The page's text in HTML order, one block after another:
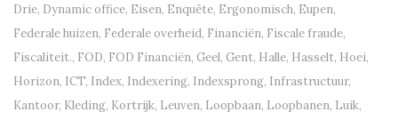
Drie, Dynamic office, Eisen, Enquête, Ergonomisch, Eupen,
Federale huizen, Federale overheid, Financiën, Fiscale fraude,
Fiscaliteit., FOD, FOD Financiën, Geel, Gent, Halle, Hasselt, Hoei,
Horizon, ICT, Index, Indexering, Indexsprong, Infrastructuur,
Kantoor, Kleding, Kortrijk, Leuven, Loopbaan, Loopbanen, Luik,